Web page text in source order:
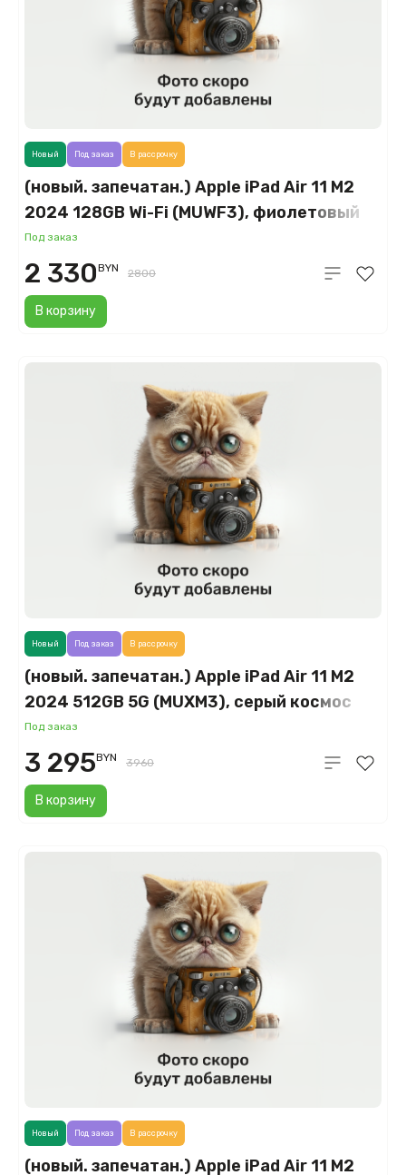
(новый. запечатан.) Apple iPad Air 11 M2
2024 128GB Wi-Fi (MUWF3), фиолетовый
(Purple)
Под заказ
В корзину
Новый Под заказ В рассрочку
2 330BYN 2800
(новый. запечатан.) Apple iPad Air 11 M2
2024 512GB 5G (MUXM3), серый космос
(Space Gray)
Под заказ
В корзину
Новый Под заказ В рассрочку
3 295BYN 3960
(новый. запечатан.) Apple iPad Air 11 M2
Новый Под заказ В рассрочку